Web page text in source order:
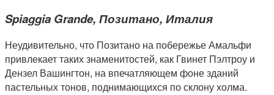
Spiaggia Grande, Позитано, Италия
Неудивительно, что Позитано на побережье Амальфи
привлекает таких знаменитостей, как Гвинет Пэлтроу и
Дензел Вашингтон, на впечатляющем фоне зданий
пастельных тонов, поднимающихся по склону холма.